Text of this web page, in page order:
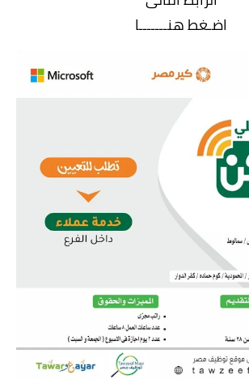
اضـغط هنـــــــا